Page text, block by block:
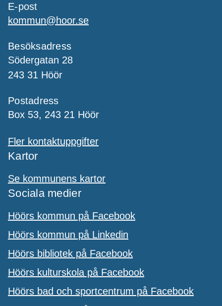
E-post
kommun@hoor.se
Besöksadress
Södergatan 28
243 31 Höör
Postadress
Box 53, 243 21 Höör
Fler kontaktuppgifter
Kartor
Se kommunens kartor
Sociala medier
Höörs kommun på Facebook
Höörs kommun på Linkedin
Höörs bibliotek på Facebook
Höörs kulturskola på Facebook
Höörs bad och sportcentrum på Facebook